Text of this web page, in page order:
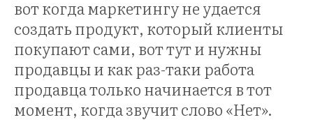
вот когда маркетингу не удается
создать продукт, который клиенты
покупают сами, вот тут и нужны
продавцы и как раз-таки работа
продавца только начинается в тот
момент, когда звучит слово «Нет».